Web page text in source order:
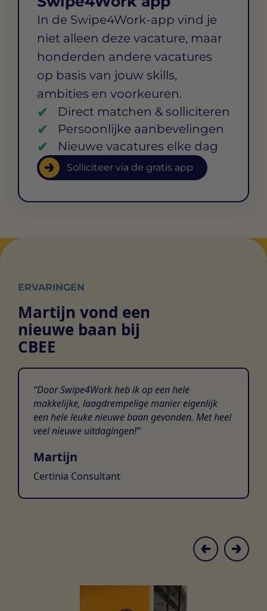
In de Swipe4Work-app vind je
niet alleen deze vacature, maar
honderden andere vacatures
op basis van jouw skills,
ambities en voorkeuren.
Direct matchen & solliciteren
Persoonlijke aanbevelingen
Nieuwe vacatures elke dag
Solliciteer via de gratis app
ERVARINGEN
Martijn vond een
nieuwe baan bij
CBEE
Door Swipe4Work heb ik op een hele
makkelijke, laagdrempelige manier eigenlijk
een hele leuke nieuwe baan gevonden. Met heel
veel nieuwe uitdagingen!
Martijn
Certinia Consultant